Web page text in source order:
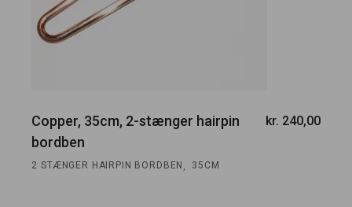
Copper, 35cm, 2-stænger hairpin
bordben
kr. 240,00
2 STÆNGER HAIRPIN BORDBEN , 35CM